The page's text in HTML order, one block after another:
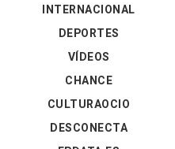
INTERNACIONAL
DEPORTES
VÍDEOS
CHANCE
CULTURAOCIO
DESCONECTA